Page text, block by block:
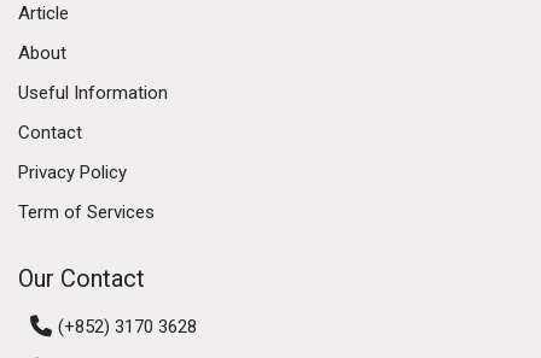
Article
About
Useful Information
Contact
Privacy Policy
Term of Services
Our Contact
(+852) 3170 3628